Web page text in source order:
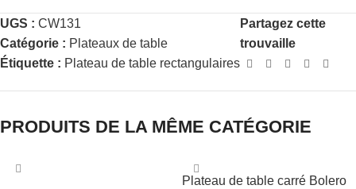
UGS : CW131
Catégorie : Plateaux de table
Étiquette : Plateau de table rectangulaires
Partagez cette
trouvaille
PRODUITS DE LA MÊME CATÉGORIE
Plateau de table carré Bolero